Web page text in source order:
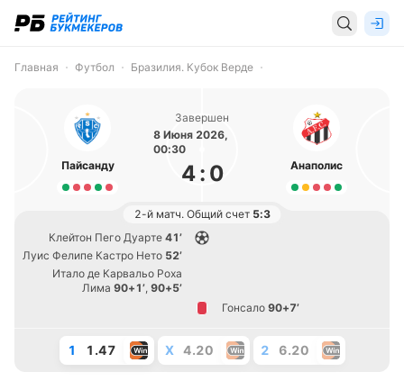
Главная Футбол Бразилия. Кубок Верде
Пайсанду
Завершен
8 Июня 2026,
00:30
4: 0 Анаполис
2-й матч. Общий счет 5:3
Клейтон Пего Дуарте 41’
Луис Фелипе Кастро Нето 52’
Итало де Карвальо Роха
Лима 90+1’, 90+5’
Гонсало 90+7’
1 1.47 X 4.20 2 6.20